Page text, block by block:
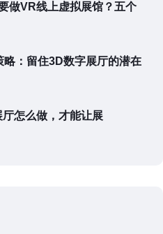
做VR线上虚拟展馆？五个
略：留住3D数字展厅的潜在
怎么做，才能让展